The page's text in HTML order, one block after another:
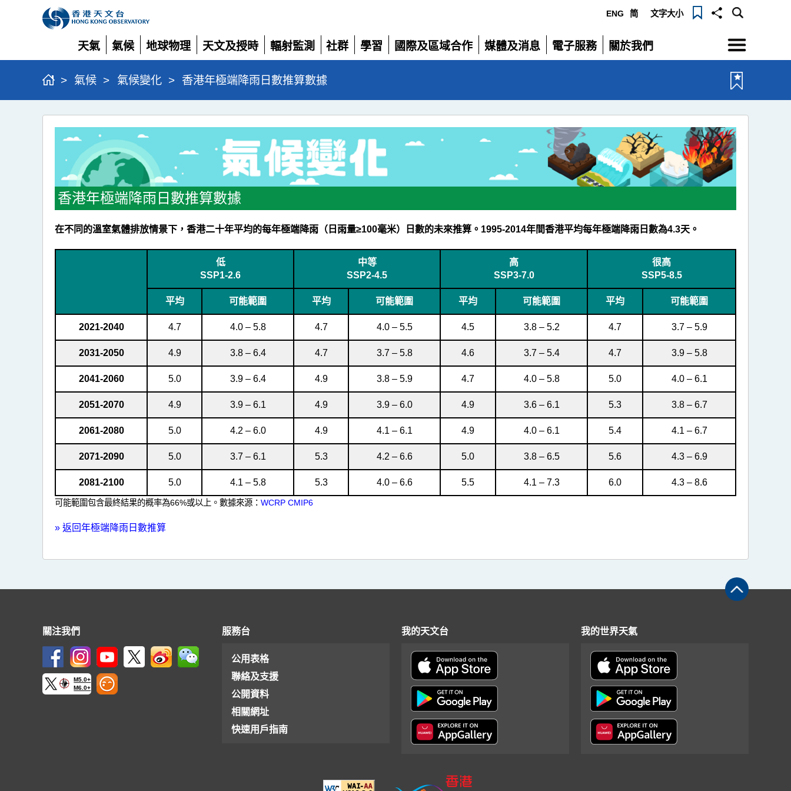
ENG 简 文字大小
天氣
展
開
氣候
展
開
地球物理
展
開
天文及授時
展
開
輻射監測
展
開
社群
展
開
學習
展
國際及區域合作
展
媒體及消息
展
電子服務
展
關於我們
展
選
單
> 氣候 > 氣候變化 > 香港年極端降雨日數推算數據
香
端
降
雨
日
據
香港年極端降雨日數推算數據
在不同的溫室氣體排放情景下，香港二十年平均的每年極端降雨（日雨量≥100毫米）日數的未來推算。1995-2014年間香港平均每年極端降雨日數為4.3天。
低
SSP1-2.6
中等
SSP2-4.5
高
SSP3-7.0
很高
SSP5-8.5
平均 可能範圍 平均 可能範圍 平均 可能範圍 平均 可能範圍
2021-2040 4.7 4.0 – 5.8 4.7 4.0 – 5.5 4.5 3.8 – 5.2 4.7 3.7 – 5.9
2031-2050 4.9 3.8 – 6.4 4.7 3.7 – 5.8 4.6 3.7 – 5.4 4.7 3.9 – 5.8
2041-2060 5.0 3.9 – 6.4 4.9 3.8 – 5.9 4.7 4.0 – 5.8 5.0 4.0 – 6.1
2051-2070 4.9 3.9 – 6.1 4.9 3.9 – 6.0 4.9 3.6 – 6.1 5.3 3.8 – 6.7
2061-2080 5.0 4.2 – 6.0 4.9 4.1 – 6.1 4.9 4.0 – 6.1 5.4 4.1 – 6.7
2071-2090 5.0 3.7 – 6.1 5.3 4.2 – 6.6 5.0 3.8 – 6.5 5.6 4.3 – 6.9
2081-2100 5.0 4.1 – 5.8 5.3 4.0 – 6.6 5.5 4.1 – 7.3 6.0 4.3 – 8.6
可能範圍包含最終結果的概率為66%或以上。數據來源： WCRP CMIP6
» 返回年極端降雨日數推算
關注我們
M5.0+
M6.0+
服務台
公用表格
聯絡及支援
公開資料
相關網址
快速用戶指南
我的天文台 我的世界天氣